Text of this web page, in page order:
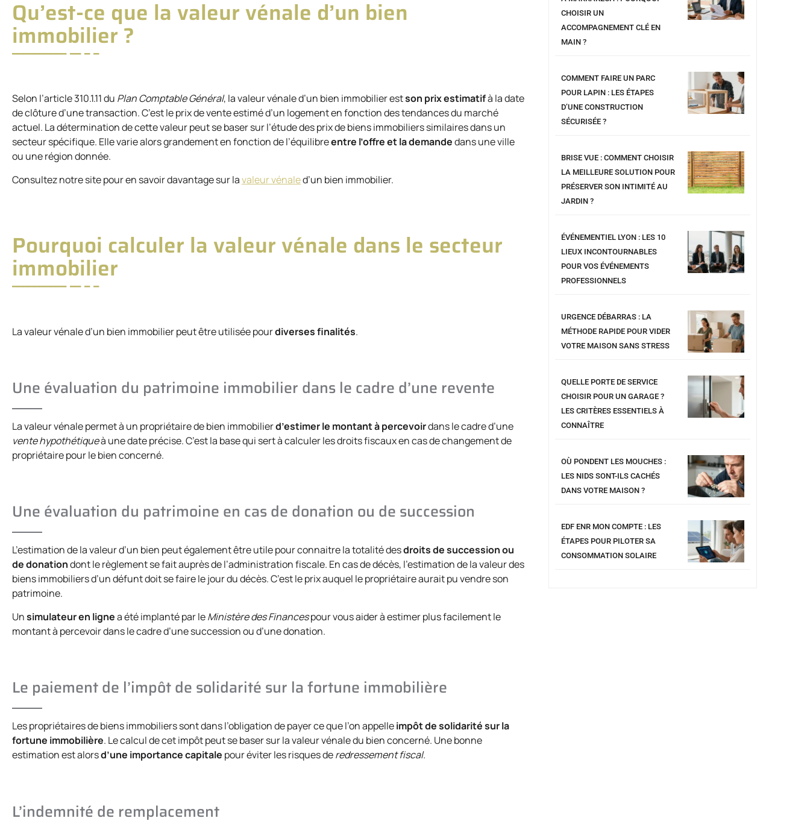
Qu’est-ce que la valeur vénale d’un bien
immobilier ?
Selon l’article 310.1.11 du Plan Comptable Général, la valeur vénale d’un bien immobilier estson prix estimatifà la date
de clôture d’une transaction. C’est le prix de vente estimé d’un logement en fonction des tendances du marché
actuel. La détermination de cette valeur peut se baser sur l’étude des prix de biens immobiliers similaires dans un
secteur spécifique. Elle varie alors grandement en fonction de l’équilibreentre l’offre et la demandedans une ville
ou une région donnée.
Consultez notre site pour en savoir davantage sur lavaleur vénaled’un bien immobilier.
Pourquoi calculer la valeur vénale dans le secteur
immobilier
La valeur vénale d’un bien immobilier peut être utilisée pourdiverses finalités.
Une évaluation du patrimoine immobilier dans le cadre d’une revente
La valeur vénale permet à un propriétaire de bien immobilierd’estimer le montant à percevoirdans le cadre d’une
vente hypothétiqueà une date précise. C’est la base qui sert à calculer les droits fiscaux en cas de changement de
propriétaire pour le bien concerné.
Une évaluation du patrimoine en cas de donation ou de succession
L’estimation de la valeur d’un bien peut également être utile pour connaitre la totalité desdroits de succession ou
de donationdont le règlement se fait auprès de l’administration fiscale. En cas de décès, l’estimation de la valeur des
biens immobiliers d’un défunt doit se faire le jour du décès. C’est le prix auquel le propriétaire aurait pu vendre son
patrimoine.
Unsimulateur en lignea été implanté par leMinistère des Financespour vous aider à estimer plus facilement le
montant à percevoir dans le cadre d’une succession ou d’une donation.
Le paiement de l’impôt de solidarité sur la fortune immobilière
Les propriétaires de biens immobiliers sont dans l’obligation de payer ce que l’on appelleimpôt de solidarité sur la
fortune immobilière. Le calcul de cet impôt peut se baser sur la valeur vénale du bien concerné. Une bonne
estimation est alorsd’une importance capitale pour éviter les risques deredressement fiscal.
L’indemnité de remplacement
CHOISIR UN
ACCOMPAGNEMENT CLÉ EN
MAIN ?
COMMENT FAIRE UN PARC
POUR LAPIN : LES ÉTAPES
D’UNE CONSTRUCTION
SÉCURISÉE ?
BRISE VUE : COMMENT CHOISIR
LA MEILLEURE SOLUTION POUR
PRÉSERVER SON INTIMITÉ AU
JARDIN ?
ÉVÉNEMENTIEL LYON : LES 10
LIEUX INCONTOURNABLES
POUR VOS ÉVÉNEMENTS
PROFESSIONNELS
URGENCE DÉBARRAS : LA
MÉTHODE RAPIDE POUR VIDER
VOTRE MAISON SANS STRESS
QUELLE PORTE DE SERVICE
CHOISIR POUR UN GARAGE ?
LES CRITÈRES ESSENTIELS À
CONNAÎTRE
OÙ PONDENT LES MOUCHES :
LES NIDS SONT-ILS CACHÉS
DANS VOTRE MAISON ?
EDF ENR MON COMPTE : LES
ÉTAPES POUR PILOTER SA
CONSOMMATION SOLAIRE